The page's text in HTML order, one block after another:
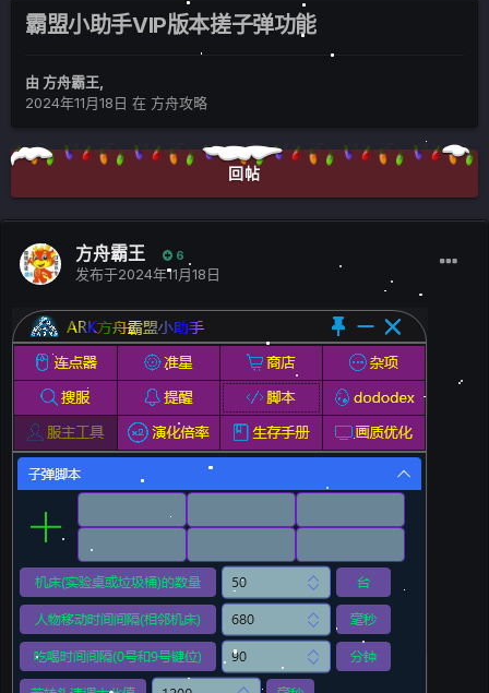
霸盟小助手VIP版本搓子弹功能
由 方舟霸王,
2024年11月18日 在 方舟攻略
回帖
方舟霸王 6
发布于2024年11月18日